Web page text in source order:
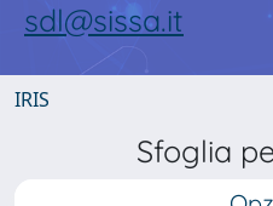
sdl@sissa.it
IRIS
Sfoglia